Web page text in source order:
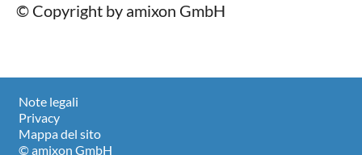
© Copyright by amixon GmbH
Note legali
Privacy
Mappa del sito
© amixon GmbH